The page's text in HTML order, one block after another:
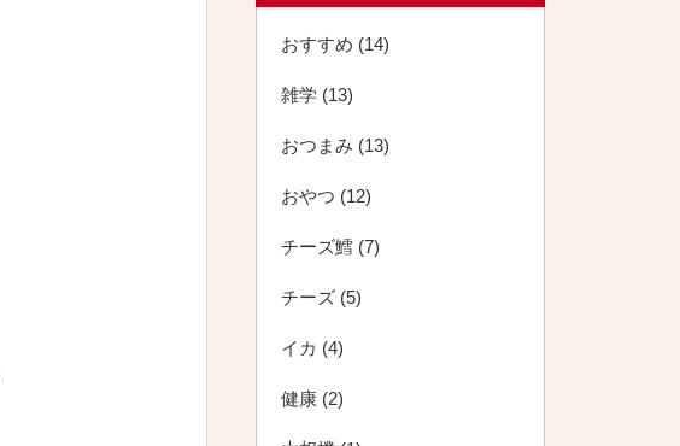
おすすめ (14)
雑学 (13)
おつまみ (13)
おやつ (12)
チーズ鱈 (7)
チーズ (5)
イカ (4)
健康 (2)